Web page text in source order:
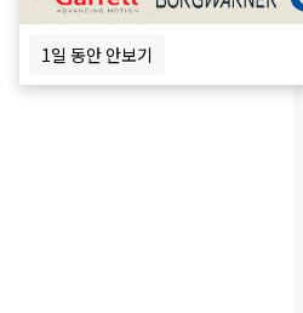
1일 동안 안보기